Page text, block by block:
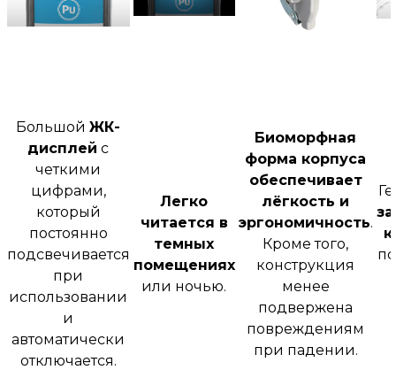
БольшойЖК-
дисплей с
четкими
цифрами,
который
постоянно
подсвечивается
при
использовании
и
автоматически
отключается.
Легко
читается в
темных
помещениях
или ночью.
Биоморфная
форма корпуса
обеспечивает
лёгкость и
эргономичность.
Кроме того,
конструкция
менее
подвержена
повреждениям
при падении.